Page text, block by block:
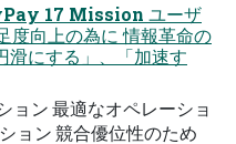
17 Mission ユーザ
度向上の為に 情報革命の
滑にする」、「加速す
ョン 最適なオペレーショ
ョン 競合優位性のため